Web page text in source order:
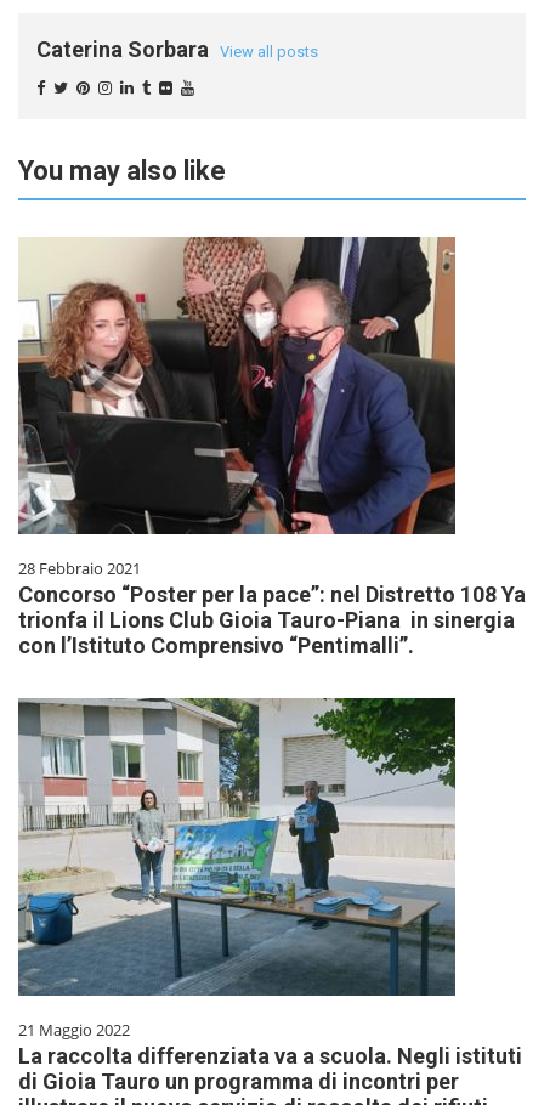
Caterina Sorbara View all posts
You may also like
28 Febbraio 2021
Concorso “Poster per la pace”: nel Distretto 108 Ya
trionfa il Lions Club Gioia Tauro-Piana in sinergia
con l’Istituto Comprensivo “Pentimalli”.
21 Maggio 2022
La raccolta differenziata va a scuola. Negli istituti
di Gioia Tauro un programma di incontri per